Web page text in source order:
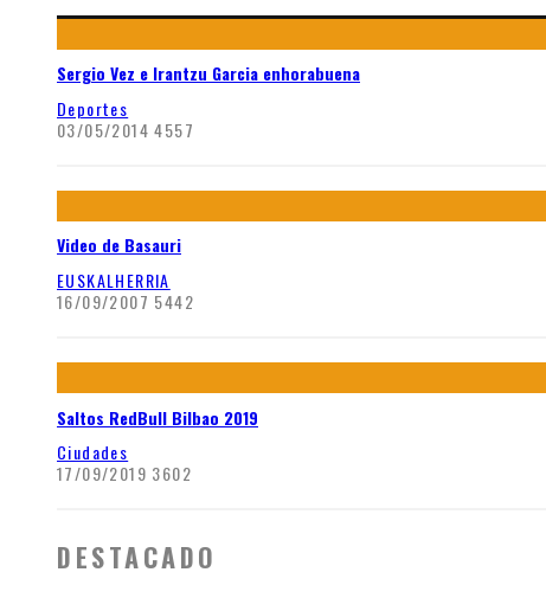
Sergio Vez e Irantzu Garcia enhorabuena
Deportes
03/05/2014 4557
Video de Basauri
EUSKALHERRIA
16/09/2007 5442
Saltos RedBull Bilbao 2019
Ciudades
17/09/2019 3602
DESTACADO